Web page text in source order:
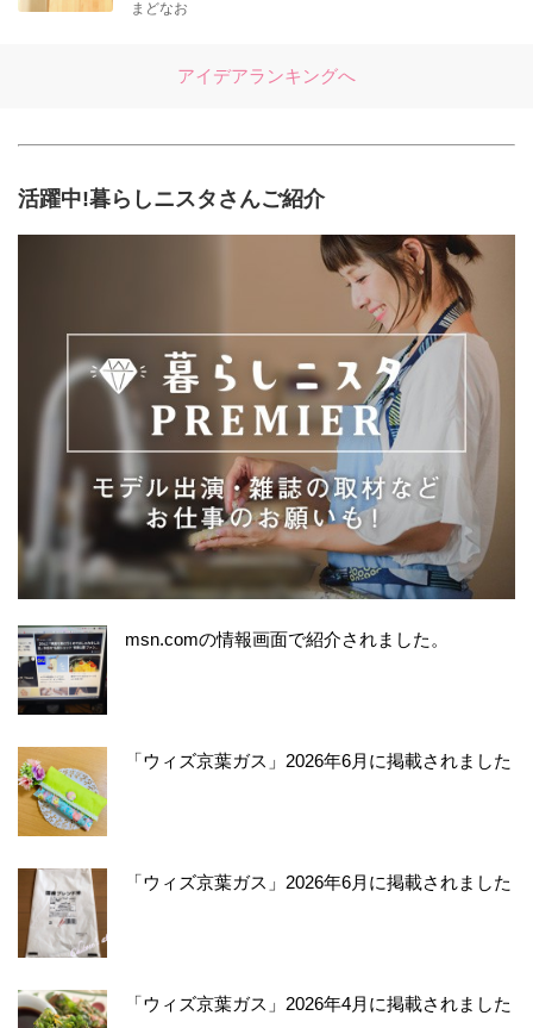
まどなお
アイデアランキングへ
活躍中!暮らしニスタさんご紹介
msn.comの情報画面で紹介されました。
「ウィズ京葉ガス」2026年6月に掲載されました
「ウィズ京葉ガス」2026年6月に掲載されました
「ウィズ京葉ガス」2026年4月に掲載されました